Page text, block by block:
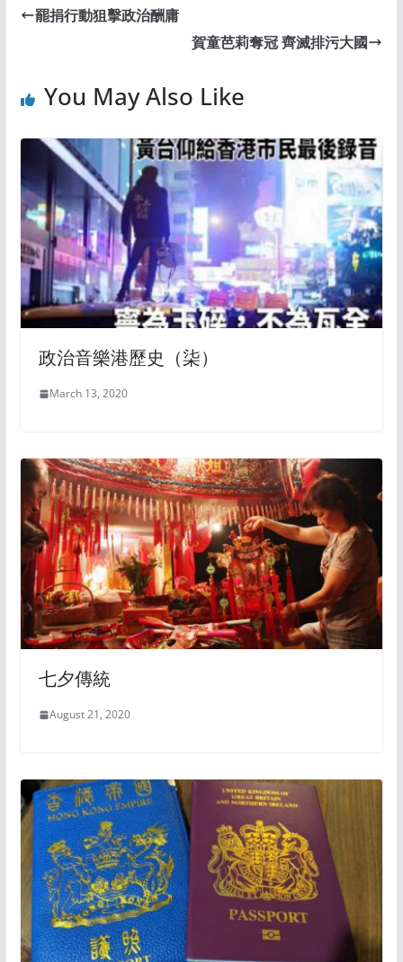
罷捐行動狙擊政治酬庸
賀童芭莉奪冠 齊滅排污大國
You May Also Like
政治音樂港歷史（柒）
March 13, 2020
七夕傳統
August 21, 2020